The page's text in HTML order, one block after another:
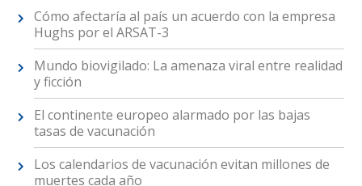
Cómo afectaría al país un acuerdo con la empresa
Hughs por el ARSAT-3
Mundo biovigilado: La amenaza viral entre realidad
y ficción
El continente europeo alarmado por las bajas
tasas de vacunación
Los calendarios de vacunación evitan millones de
muertes cada año